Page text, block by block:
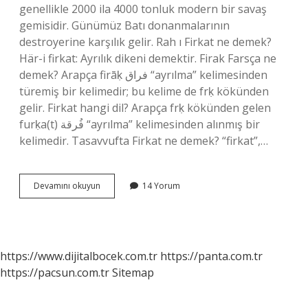
genellikle 2000 ila 4000 tonluk modern bir savaş
gemisidir. Günümüz Batı donanmalarının
destroyerine karşılık gelir. Rah ı Firkat ne demek?
Här-i firkat: Ayrılık dikeni demektir. Firak Farsça ne
demek? Arapça firāḳ فراق “ayrılma” kelimesinden
türemiş bir kelimedir; bu kelime de frḳ kökünden
gelir. Firkat hangi dil? Arapça frḳ kökünden gelen
furḳa(t) فُرقة “ayrılma” kelimesinden alınmış bir
kelimedir. Tasavvufta Firkat ne demek? “firkat”,…
Devamını okuyun
Ne
14 Yorum
https://www.dijitalbocek.com.tr https://panta.com.tr
https://pacsun.com.trSitemap